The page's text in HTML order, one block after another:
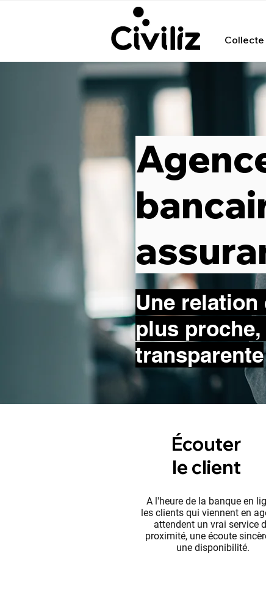
Une relation
plus
transparente
Écouter
le client
A l'heure de la banque en
les clients qui viennent en
attendent un vrai service
proximité, une écoute
une disponibilité.